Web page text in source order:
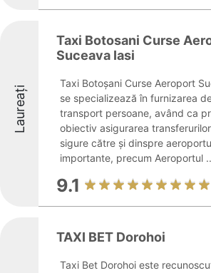
Laureați
Taxi Botosani Curse
Suceava Iasi
Taxi Botoșani Curse Aeroport
se specializează în furnizarea
transport persoane, având ca
obiectiv asigurarea
sigure către și dinspre
importante, precum Aeroportul
9.1
TAXI BET Dorohoi
Taxi Bet Dorohoi este